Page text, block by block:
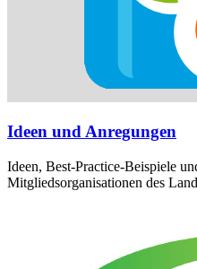
Ideen und Anregungen
Ideen, Best-Practice-Beispiele
Mitgliedsorganisationen des